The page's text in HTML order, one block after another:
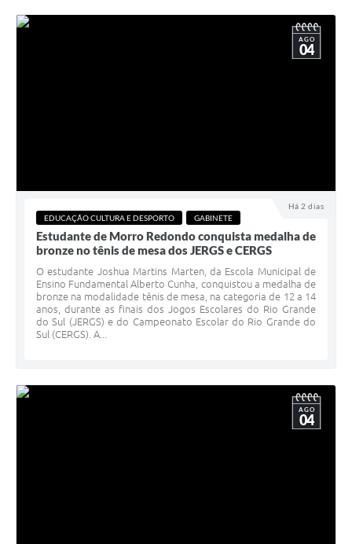
Há 2 dias
AGO
04
EDUCAÇÃO CULTURA E DESPORTO GABINETE
Estudante de Morro Redondo conquista medalha de
bronze no tênis de mesa dos JERGS e CERGS
O estudante Joshua Martins Marten, da Escola Municipal de
Ensino Fundamental Alberto Cunha, conquistou a medalha de
bronze na modalidade tênis de mesa, na categoria de 12 a 14
anos, durante as finais dos Jogos Escolares do Rio Grande
do Sul (JERGS) e do Campeonato Escolar do Rio Grande do
Sul (CERGS). A...
AGO
04